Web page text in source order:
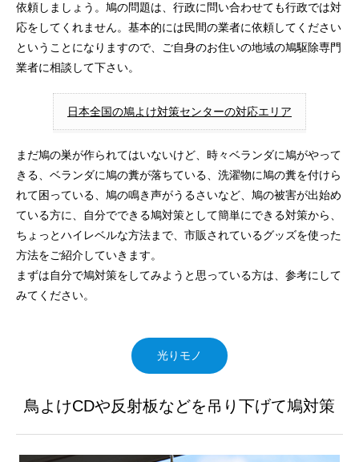
依頼しましょう。鳩の問題は、行政に問い合わせても行政では対
応をしてくれません。基本的には民間の業者に依頼してください
ということになりますので、ご自身のお住いの地域の鳩駆除専門
業者に相談して下さい。
日本全国の鳩よけ対策センターの対応エリア
まだ鳩の巣が作られてはいないけど、時々ベランダに鳩がやって
きる、ベランダに鳩の糞が落ちている、洗濯物に鳩の糞を付けら
れて困っている、鳩の鳴き声がうるさいなど、鳩の被害が出始め
ている方に、自分でできる鳩対策として簡単にできる対策から、
ちょっとハイレベルな方法まで、市販されているグッズを使った
方法をご紹介していきます。
まずは自分で鳩対策をしてみようと思っている方は、参考にして
みてください。
光りモノ
鳥よけCDや反射板などを吊り下げて鳩対策